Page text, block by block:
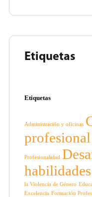
Etiquetas
Etiquetas
Administración y oficinas
profesional
Profesionalidad
habilidades
la Violencia de Género
Excelencia Formación